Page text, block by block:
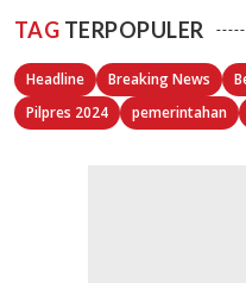
TAG TERPOPULER
Headline Breaking News
Pilpres 2024
pemerintahan